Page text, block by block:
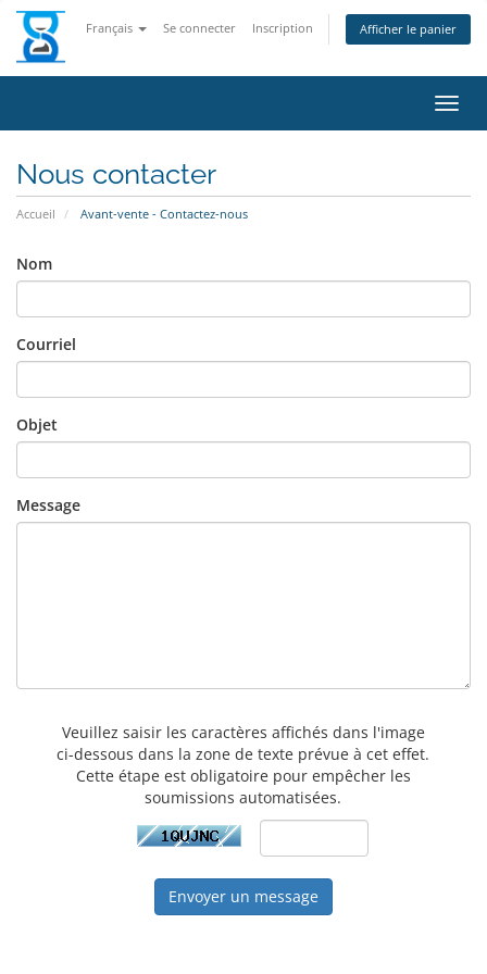
Français Se connecter Inscription Afficher le panier
Nous contacter
Accueil Avant-vente - Contactez-nous
Nom
Courriel
Objet
Message
Veuillez saisir les caractères affichés dans l'image
ci-dessous dans la zone de texte prévue à cet effet.
Cette étape est obligatoire pour empêcher les
soumissions automatisées.
Envoyer un message